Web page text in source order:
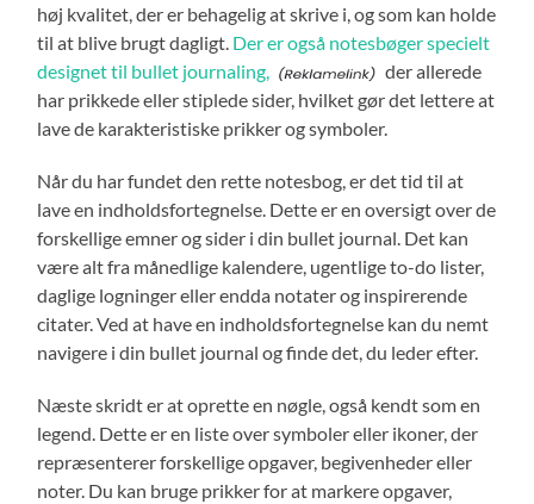
høj kvalitet, der er behagelig at skrive i, og som kan holde
til at blive brugt dagligt. Der er også notesbøger specielt
designet til bullet journaling,
der allerede
har prikkede eller stiplede sider, hvilket gør det lettere at
lave de karakteristiske prikker og symboler.
Når du har fundet den rette notesbog, er det tid til at
lave en indholdsfortegnelse. Dette er en oversigt over de
forskellige emner og sider i din bullet journal. Det kan
være alt fra månedlige kalendere, ugentlige to-do lister,
daglige logninger eller endda notater og inspirerende
citater. Ved at have en indholdsfortegnelse kan du nemt
navigere i din bullet journal og finde det, du leder efter.
Næste skridt er at oprette en nøgle, også kendt som en
legend. Dette er en liste over symboler eller ikoner, der
repræsenterer forskellige opgaver, begivenheder eller
noter. Du kan bruge prikker for at markere opgaver,